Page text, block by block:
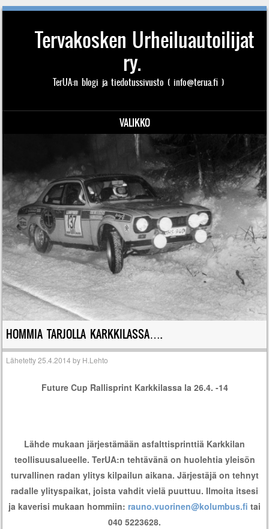
Tervakosken Urheiluautoilijat
ry.
TerUA:n blogi ja tiedotussivusto ( info@terua.fi )
VALIKKO
HOMMIA TARJOLLA KARKKILASSA….
Lähetetty25.4.2014 by H.Lehto
Future Cup Rallisprint Karkkilassa la 26.4. -14
Lähde mukaan järjestämään asfalttisprinttiä Karkkilan
teollisuusalueelle. TerUA:n tehtävänä on huolehtia yleisön
turvallinen radan ylitys kilpailun aikana. Järjestäjä on tehnyt
radalle ylityspaikat, joista vahdit vielä puuttuu. Ilmoita itsesi
ja kaverisi mukaan hommiin: rauno.vuorinen@kolumbus.fi tai
040 5223628.